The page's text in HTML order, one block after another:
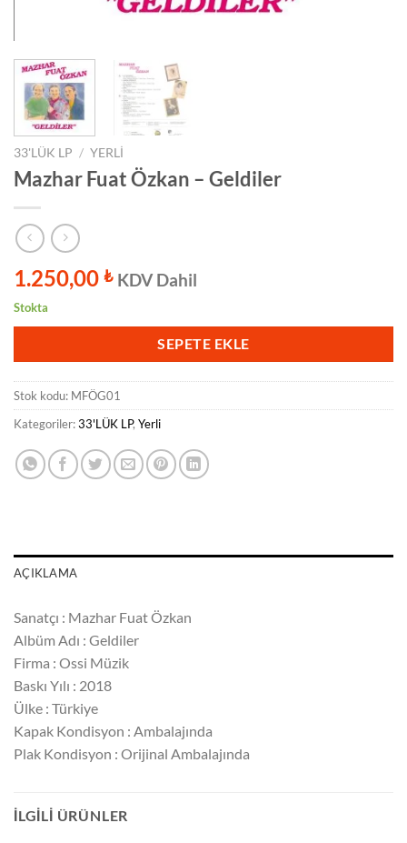
33'LÜK LP / YERLI
Mazhar Fuat Özkan – Geldiler
1.250,00 ₺ KDV Dahil
Stokta
SEPETE EKLE
Stok kodu: MFÖG01
Kategoriler:33'LÜK LP, Yerli
AÇIKLAMA
Sanatçı : Mazhar Fuat Özkan
Albüm Adı : Geldiler
Firma : Ossi Müzik
Baskı Yılı : 2018
Ülke : Türkiye
Kapak Kondisyon : Ambalajında
Plak Kondisyon : Orijinal Ambalajında
İLGILI ÜRÜNLER